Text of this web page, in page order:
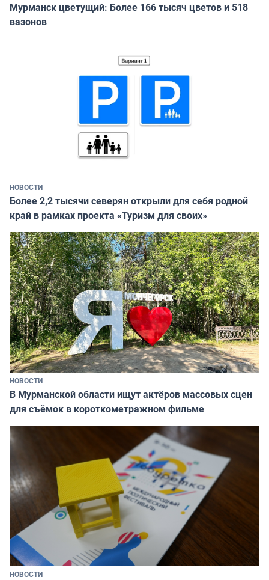
Мурманск цветущий: Более 166 тысяч цветов и 518
вазонов
НОВОСТИ
Более 2,2 тысячи северян открыли для себя родной
край в рамках проекта «Туризм для своих»
НОВОСТИ
В Мурманской области ищут актёров массовых сцен
для съёмок в короткометражном фильме
НОВОСТИ